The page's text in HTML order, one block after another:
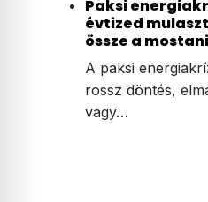
Paksi
évtized
össze a
A paksi
rossz döntés,
vagy…